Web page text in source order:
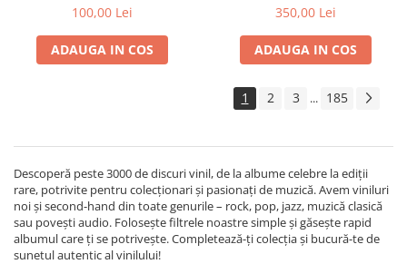
100,00 Lei
ADAUGA IN COS
350,00 Lei
ADAUGA IN COS
1 2 3 ... 185
Descoperă peste 3000 de discuri vinil, de la albume celebre la ediții
rare, potrivite pentru colecționari și pasionați de muzică. Avem viniluri
noi și second-hand din toate genurile – rock, pop, jazz, muzică clasică
sau povești audio. Folosește filtrele noastre simple și găsește rapid
albumul care ți se potrivește. Completează-ți colecția și bucură-te de
sunetul autentic al vinilului!